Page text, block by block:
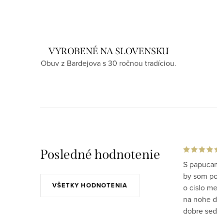
VYROBENÉ NA SLOVENSKU
Obuv z Bardejova s 30 ročnou tradíciou.
Posledné hodnotenie
VŠETKY HODNOTENIA
S
by som
o cislo
na nohe
dobre